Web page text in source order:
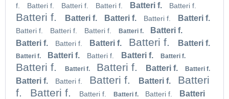
f.
Batteri f. Batteri f. Batteri f. Batteri f. Batteri f.
Batteri f. Batteri f. Batteri f. Batteri f. Batteri f.
Batteri f. Batteri f. Batteri f. Batteri f.
Batteri f.
Batteri f.
Batteri f. Batteri f. Batteri f. Batteri f.
Batteri f. Batteri f. Batteri f. Batteri f. Batteri f.
Batteri f. Batteri f. Batteri f. Batteri f. Batteri f.
Batteri f. Batteri f. Batteri f. Batteri f.
Batteri
f.
Batteri f. Batteri f. Batteri f. Batteri f.
Batteri